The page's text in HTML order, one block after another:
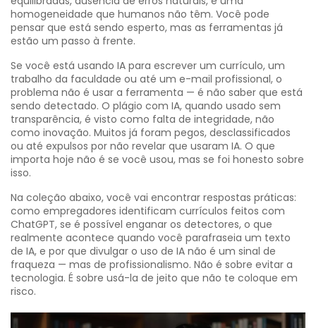
homogeneidade que humanos não têm. Você pode
pensar que está sendo esperto, mas as ferramentas já
estão um passo à frente.
Se você está usando IA para escrever um currículo, um
trabalho da faculdade ou até um e-mail profissional, o
problema não é usar a ferramenta — é não saber que está
sendo detectado. O plágio com IA, quando usado sem
transparência, é visto como falta de integridade, não
como inovação. Muitos já foram pegos, desclassificados
ou até expulsos por não revelar que usaram IA. O que
importa hoje não é se você usou, mas se foi honesto sobre
isso.
Na coleção abaixo, você vai encontrar respostas práticas:
como empregadores identificam currículos feitos com
ChatGPT, se é possível enganar os detectores, o que
realmente acontece quando você parafraseia um texto
de IA, e por que divulgar o uso de IA não é um sinal de
fraqueza — mas de profissionalismo. Não é sobre evitar a
tecnologia. É sobre usá-la de jeito que não te coloque em
risco.